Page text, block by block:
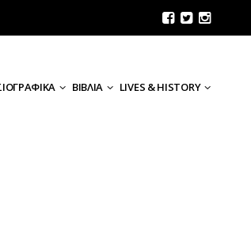
ΒΙΒΛΙΑ LIVES & HISTORY